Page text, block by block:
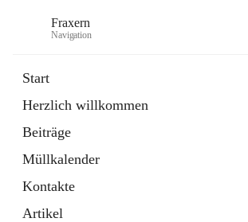
Fraxern
Navigation
Start
Herzlich willkommen
Beiträge
Müllkalender
Kontakte
Artikel
Ordner
in
Tab
Formulare
Artikel
öffnet
in
neuem
Tab